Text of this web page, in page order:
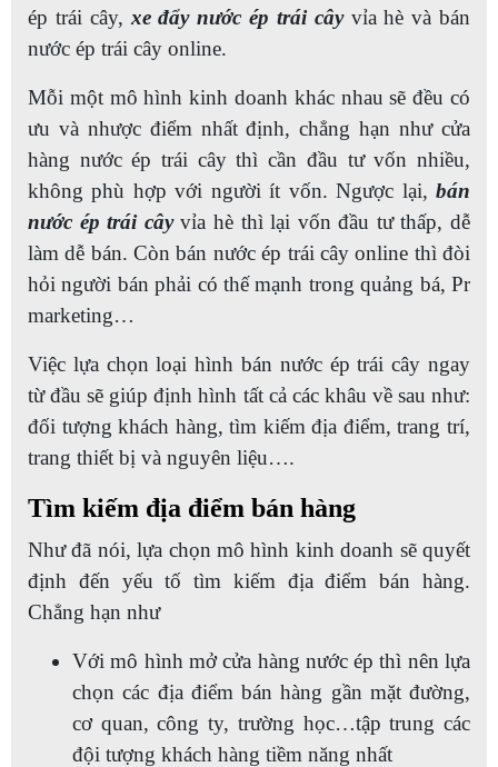
ép trái cây,xe đẩy nước ép trái câyvỉa hè và bán
nước ép trái cây online.
Mỗi một mô hình kinh doanh khác nhau sẽ đều có
ưu và nhược điểm nhất định, chẳng hạn như cửa
hàng nước ép trái cây thì cần đầu tư vốn nhiều,
không phù hợp với người ít vốn. Ngược lại, bán
nước ép trái câyvỉa hè thì lại vốn đầu tư thấp, dễ
làm dễ bán. Còn bán nước ép trái cây online thì đòi
hỏi người bán phải có thế mạnh trong quảng bá, Pr
marketing…
Việc lựa chọn loại hình bán nước ép trái cây ngay
từ đầu sẽ giúp định hình tất cả các khâu về sau như:
đối tượng khách hàng, tìm kiếm địa điểm, trang trí,
trang thiết bị và nguyên liệu….
Tìm kiếm địa điểm bán hàng
Như đã nói, lựa chọn mô hình kinh doanh sẽ quyết
định đến yếu tố tìm kiếm địa điểm bán hàng.
Chẳng hạn như
Với mô hình mở cửa hàng nước ép thì nên lựa
chọn các địa điểm bán hàng gần mặt đường,
cơ quan, công ty, trường học…tập trung các
đội tượng khách hàng tiềm năng nhất